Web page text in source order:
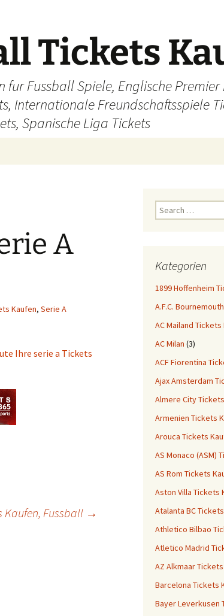
Tickets
Fussball Spiele, Englische
Internationale Freundschaftsspiele
Spanische Liga Tickets
A
Kaufen, Serie A
Ihre serie a Tickets
Kaufen, Fussball →
Search
for:
Kategorien
1899 Hoffenheim
A.F.C.
AC Mailand Tickets
AC Milan (3)
ACF Fiorentina
Ajax Amsterdam
Almere City
Armenien Tickets
Arouca Tickets
AS Monaco (ASM)
AS Rom Tickets
Aston Villa Tickets
Atalanta BC
Athletico Bilbao
Atletico Madrid
AZ Alkmaar
Barcelona Tickets
Bayer Leverkusen